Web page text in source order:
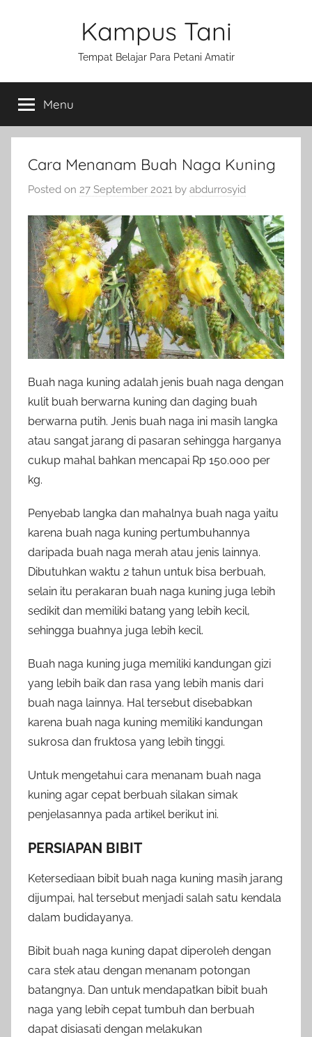
Kampus Tani
Tempat Belajar Para Petani Amatir
Menu
Cara Menanam Buah Naga Kuning
Posted on 27 September 2021 by abdurrosyid
Buah naga kuning adalah jenis buah naga dengan
kulit buah berwarna kuning dan daging buah
berwarna putih. Jenis buah naga ini masih langka
atau sangat jarang di pasaran sehingga harganya
cukup mahal bahkan mencapai Rp 150.000 per
kg.
Penyebab langka dan mahalnya buah naga yaitu
karena buah naga kuning pertumbuhannya
daripada buah naga merah atau jenis lainnya.
Dibutuhkan waktu 2 tahun untuk bisa berbuah,
selain itu perakaran buah naga kuning juga lebih
sedikit dan memiliki batang yang lebih kecil,
sehingga buahnya juga lebih kecil.
Buah naga kuning juga memiliki kandungan gizi
yang lebih baik dan rasa yang lebih manis dari
buah naga lainnya. Hal tersebut disebabkan
karena buah naga kuning memiliki kandungan
sukrosa dan fruktosa yang lebih tinggi.
Untuk mengetahui cara menanam buah naga
kuning agar cepat berbuah silakan simak
penjelasannya pada artikel berikut ini.
PERSIAPAN BIBIT
Ketersediaan bibit buah naga kuning masih jarang
dijumpai, hal tersebut menjadi salah satu kendala
dalam budidayanya.
Bibit buah naga kuning dapat diperoleh dengan
cara stek atau dengan menanam potongan
batangnya. Dan untuk mendapatkan bibit buah
naga yang lebih cepat tumbuh dan berbuah
dapat disiasati dengan melakukan